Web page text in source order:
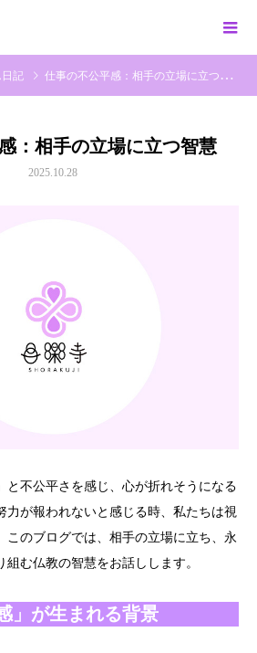
記 仕事の不公平感：相手の立場に立つ智慧
：相手の立場に立つ智慧
2025.10.28
と不公平さを感じ、心が折れそうになる
力が報われないと感じる時、私たちは視
このブログでは、相手の立場に立ち、永
む仏教の智慧をお話しします。
」が生まれる背景